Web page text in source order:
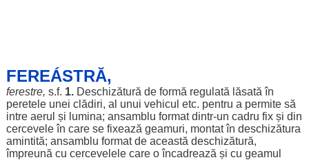
FEREÁSTRĂ,
ferestre, s.f. 1. Deschizătură de formă regulată lăsată în
pereteleunei clădiri, al unui vehicul etc. pentru a permitesă
intre aerul și lumina; ansamblu formatdintr-un cadru fixși din
cerceveleîn care se fixează geamuri, montatîn deschizătura
amintită; ansamblu formatde această deschizătură,
împreună cu cercevelelecare oîncadrează și cu geamul